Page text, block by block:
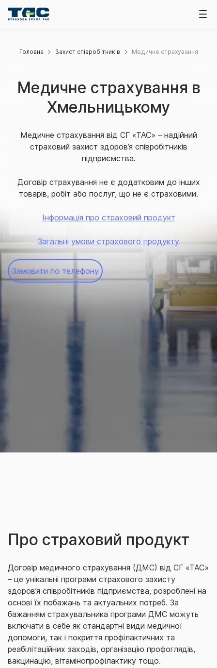
Головна Захист співробітників Медичне страхування
Медичне страхування в
Хмельницькому
Медичне страхування від СГ «ТАС» – надійний
страховий захист здоров’я співробітників
підприємства.
Договір страхування не є додатковим до інших
товарів, робіт або послуг, що не є страховими.
Інформація про страховий продукт
Загальні умови страхового продукту
Замовити по телефону
Про страховий продукт
Договір медичного страхування (ДМС) від СГ «ТАС»
– це унікальні програми страхового захисту
здоров’я співробітників підприємства, розроблені на
основі їх побажань та актуальних потреб. За
бажанням страхувальника програми ДМС можуть
включати в себе як стандартні види медичної
допомоги, так і покриття профілактичних та
реабілітаційних заходів, організацію профоглядів,
вакцинацію, вітамінопрофілактику тощо.